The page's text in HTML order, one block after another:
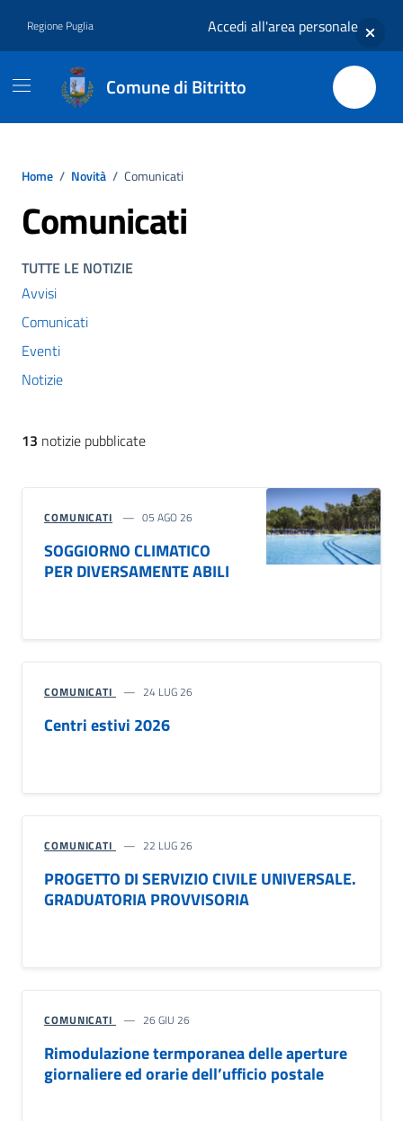
Regione Puglia Accedi all'area personale
Comune di Bitritto
Home / Novità / Comunicati
Comunicati
TUTTE LE NOTIZIE
Avvisi
Comunicati
Eventi
Notizie
13 notizie pubblicate
COMUNICATI 05 AGO 26
SOGGIORNO CLIMATICO
PER DIVERSAMENTE ABILI
COMUNICATI 24 LUG 26
Centri estivi 2026
COMUNICATI 22 LUG 26
PROGETTO DI SERVIZIO CIVILE UNIVERSALE.
GRADUATORIA PROVVISORIA
COMUNICATI 26 GIU 26
Rimodulazione termporanea delle aperture
giornaliere ed orarie dell’ufficio postale